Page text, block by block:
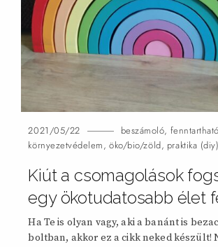
2021/05/22 beszámoló,
környezetvédelem,öko/bio/zöld, praktika (diy)
Kiút a csomagolások
egy ökotudatosabb élet
Ha Te is olyan vagy, aki a banánt is
boltban, akkor ez a cikk neked készült!